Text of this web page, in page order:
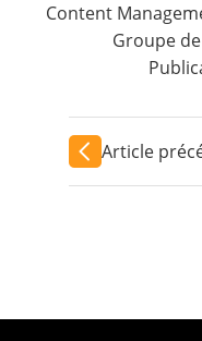
Content
Groupe
Article